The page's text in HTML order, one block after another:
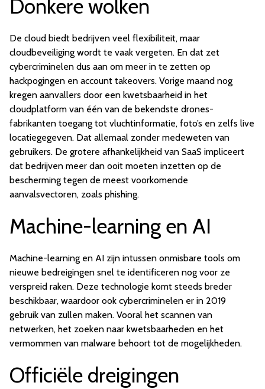
Donkere wolken
De cloud biedt bedrijven veel flexibiliteit, maar
cloudbeveiliging wordt te vaak vergeten. En dat zet
cybercriminelen dus aan om meer in te zetten op
hackpogingen en account takeovers. Vorige maand nog
kregen aanvallers door een kwetsbaarheid in het
cloudplatform van één van de bekendste drones-
fabrikanten toegang tot vluchtinformatie, foto’s en zelfs live
locatiegegeven. Dat allemaal zonder medeweten van
gebruikers. De grotere afhankelijkheid van SaaS impliceert
dat bedrijven meer dan ooit moeten inzetten op de
bescherming tegen de meest voorkomende
aanvalsvectoren, zoals phishing.
Machine-learning en AI
Machine-learning en AI zijn intussen onmisbare tools om
nieuwe bedreigingen snel te identificeren nog voor ze
verspreid raken. Deze technologie komt steeds breder
beschikbaar, waardoor ook cybercriminelen er in 2019
gebruik van zullen maken. Vooral het scannen van
netwerken, het zoeken naar kwetsbaarheden en het
vermommen van malware behoort tot de mogelijkheden.
Officiële dreigingen